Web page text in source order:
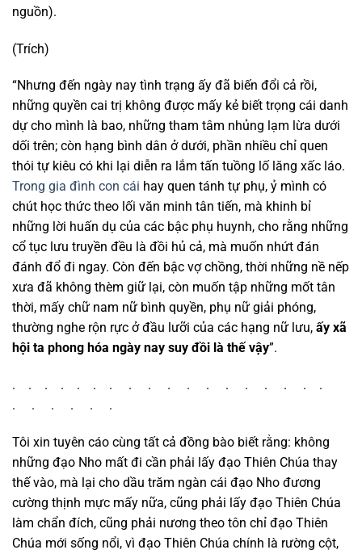
nguồn).
(Trích)
“Nhưng đến ngày nay tình trạng ấy đã biến đổi cả rồi,
những quyền cai trị không được mấy kẻ biết trọng cái danh
dự cho mình là bao, những tham tâm nhủng lạm lừa dưới
dối trên; còn hạng bình dân ở dưới, phần nhiều chỉ quen
thói tự kiêu có khi lại diễn ra lắm tấn tuồng lố lăng xấc láo.
Trong gia đình con cái hay quen tánh tự phụ, ỷ mình có
chút học thức theo lối văn minh tân tiến, mà khinh bỉ
những lời huấn dụ của các bậc phụ huynh, cho rằng những
cổ tục lưu truyền đều là đồi hủ cả, mà muốn nhứt đán
đánh đổ đi ngay. Còn đến bậc vợ chồng, thời những nề nếp
xưa đã không thèm giữ lại, còn muốn tập những mốt tân
thời, mấy chữ nam nữ bình quyền, phụ nữ giải phóng,
thường nghe rộn rực ở đầu lưỡi của các hạng nữ lưu, ấy xã
hội ta phong hóa ngày nay suy đồi là thế vậy”.
. . . . . . . . . . . . . . . . . .
. . . . . .
Tôi xin tuyên cáo cùng tất cả đồng bào biết rằng: không
những đạo Nho mất đi cần phải lấy đạo Thiên Chúa thay
thế vào, mà lại cho dầu trăm ngàn cái đạo Nho đương
cường thịnh mực mấy nữa, cũng phải lấy đạo Thiên Chúa
làm chẩn đích, cũng phải nương theo tôn chỉ đạo Thiên
Chúa mới sống nổi, vì đạo Thiên Chúa chính là rường cột,